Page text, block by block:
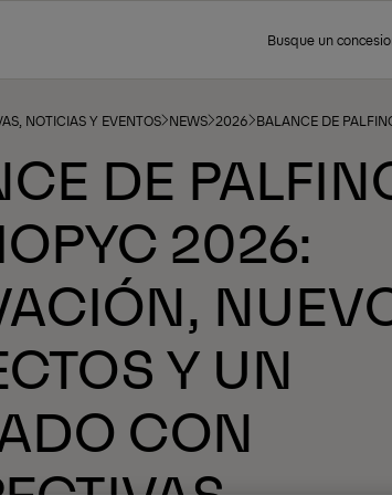
Busque un
NOTICIAS Y EVENTOS NEWS 2026 BALANCE DE
DE
2026:
Y UN
CON